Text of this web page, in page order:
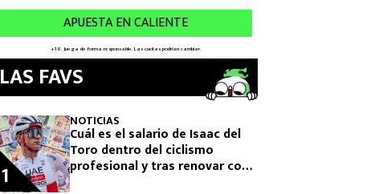
LAS FAVS
NOTICIAS
Cuál es el salario de Isaac del
Toro dentro del ciclismo
profesional y tras renovar con
1